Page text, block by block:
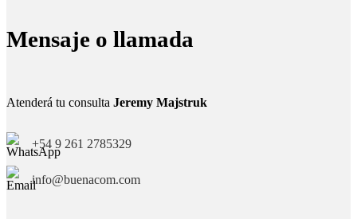
Mensaje o llamada
Atenderá tu consulta Jeremy Majstruk
+54 9 261 2785329
info@buenacom.com